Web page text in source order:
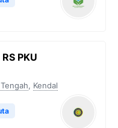
PKU
, Kendal